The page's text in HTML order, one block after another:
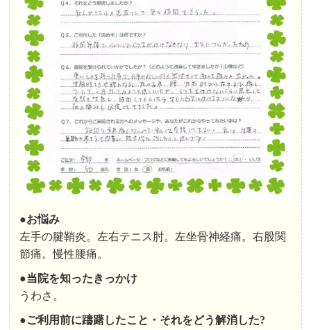
●お悩み
左手の腱鞘炎。左右テニス肘。左坐骨神経痛。右股関
節痛。慢性腰痛。
●当院を知ったきっかけ
うわさ。
●ご利用前に躊躇したこと・それをどう解消した?